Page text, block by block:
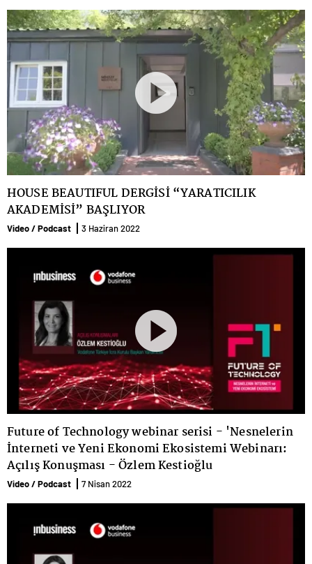
HOUSE BEAUTIFUL DERGİSİ “YARATICILIK
AKADEMİSİ” BAŞLIYOR
Video / Podcast 3 Haziran 2022
Future of Technology webinar serisi - 'Nesnelerin
İnterneti ve Yeni Ekonomi Ekosistemi Webinarı:
Açılış Konuşması - Özlem Kestioğlu
Video / Podcast 7 Nisan 2022